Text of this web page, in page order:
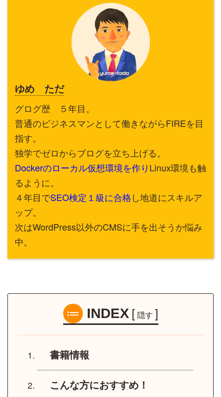
ゆめ ただ
グログ歴 ５年目。
普通のビジネスマンとして働きながらFIREを目
指す。
独学でゼロからブログを立ち上げる。
Dockerのローカル仮想環境を作りLinux環境も触
るように。
４年目でSEO検定１級に合格し地道にスキルア
ップ。
次はWordPress以外のCMSに手を出そうか悩み
中。
INDEX [隠す ]
書籍情報
こんな方におすすめ！